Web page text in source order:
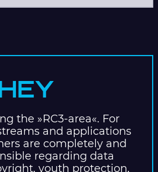
the »RC3-area«. For
and applications
are completely and
regarding data
youth protection,